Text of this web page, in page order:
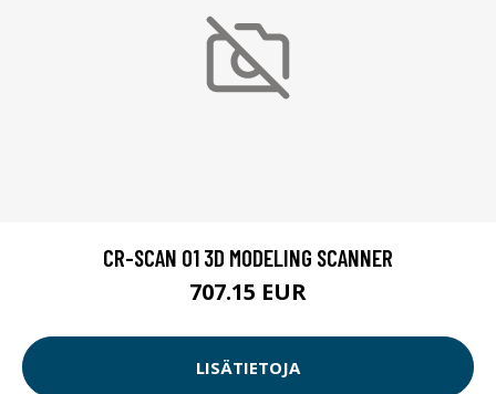
CR-SCAN 01 3D MODELING SCANNER
707.15 EUR
LISÄTIETOJA